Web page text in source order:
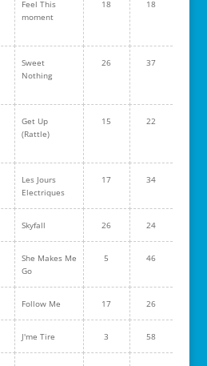
Feel This
moment
18 18
Sweet
Nothing
26 37
Get Up
(Rattle)
15 22
Les Jours
Electriques
17 34
Skyfall 26 24
She Makes Me
Go
5 46
Follow Me 17 26
J'me Tire 3 58